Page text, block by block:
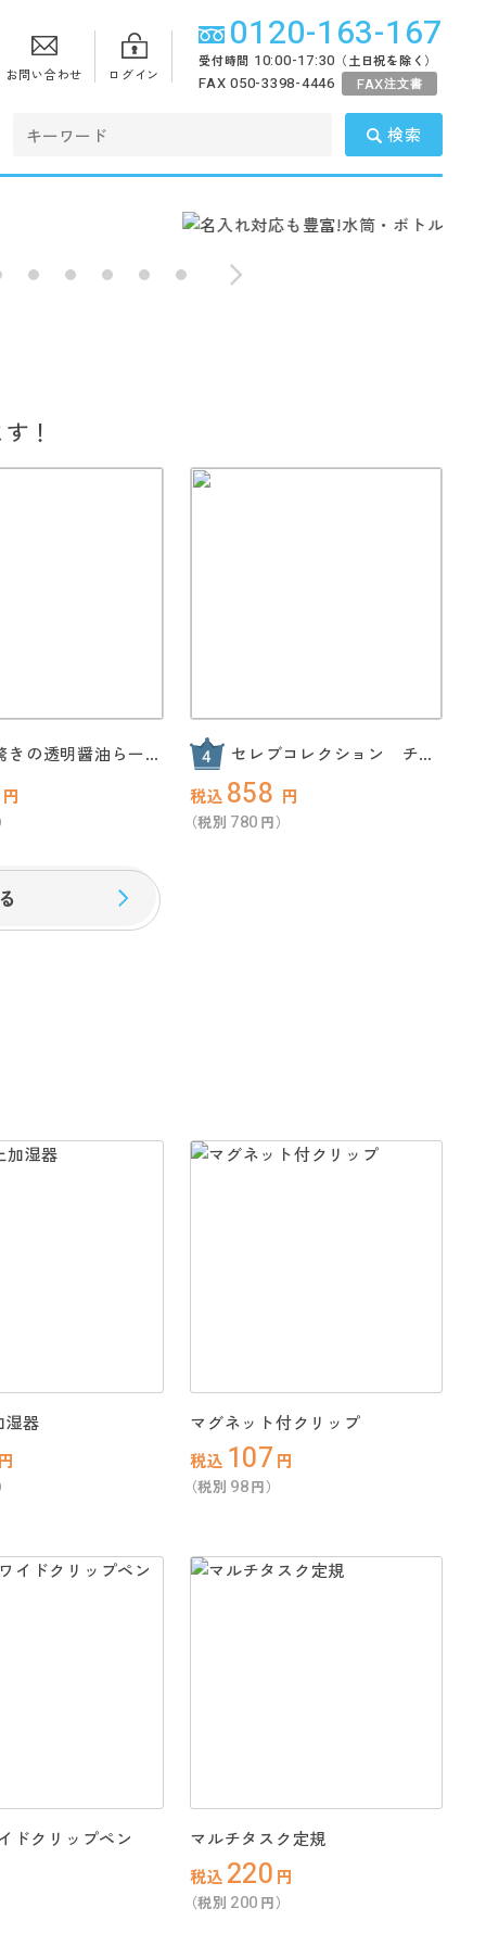
お問い合わせ ログイン
0120-163-167
受付時間 10:00-17:30 （土日祝を除く）
FAX 050-3398-4446 FAX注文書
検索
！
きの透明醤油らーめ
セレブコレクション チョ
コケーキ
税込 858 円
（税別 780 円）
器
マグネット付クリップ
税込 107 円
（税別 98円）
ドクリップペン
マルチタスク定規
税込 220 円
（税別 200 円）